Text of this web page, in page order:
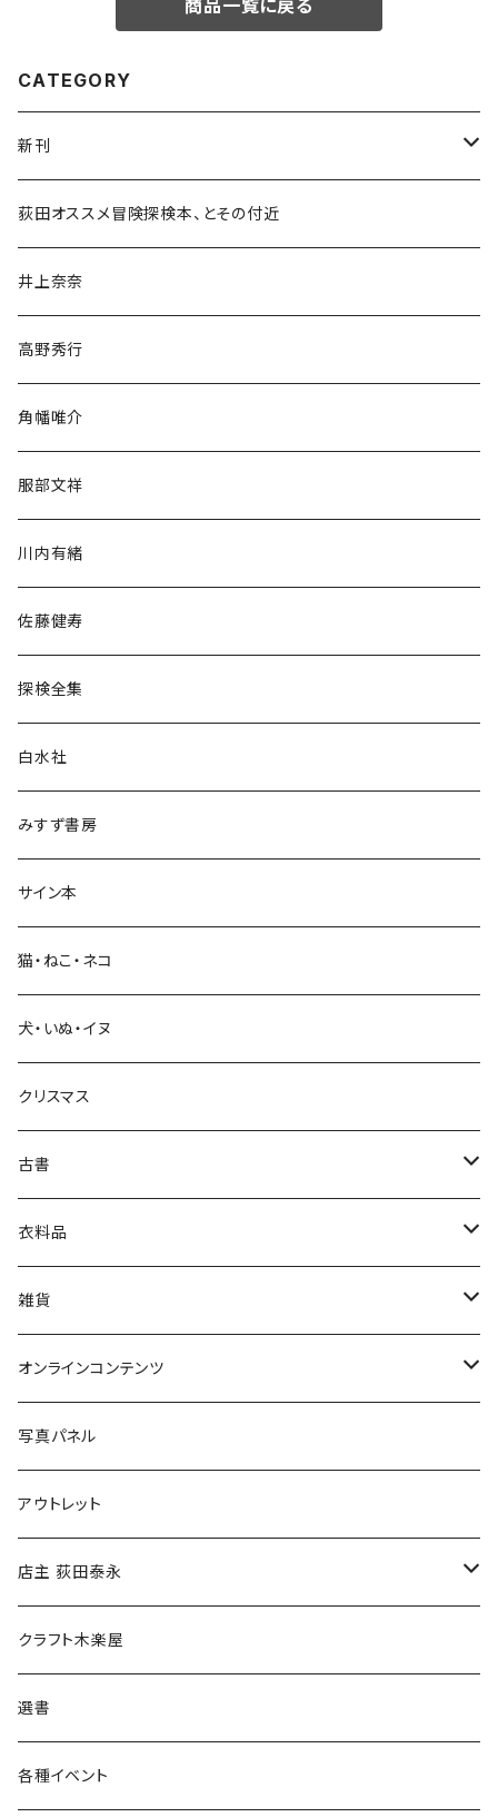
商品一覧に戻る
CATEGORY
新刊
和書
文学・小説・物語
随筆・ノンフィクション・その他
民族・風習
言語・ことば
生活・暮らし
芸術・絵画・写真
絵本・児童書
娯楽・エンターテインメント
荻田オススメ冒険探検本、とその付近
井上奈奈
高野秀行
角幡唯介
服部文祥
川内有緒
佐藤健寿
探検全集
白水社
みすず書房
サイン本
猫・ねこ・ネコ
犬・いぬ・イヌ
クリスマス
古書
古書セット
美術
衣料品
POLEWARDS
Tシャツ
雑貨
バッグ
ブックカバー
マグカップ
傘
食料品
その他
オンラインコンテンツ
冒険クロストーク
写真パネル
アウトレット
店主 荻田泰永
書籍
ウェア
クラフト木楽屋
選書
各種イベント